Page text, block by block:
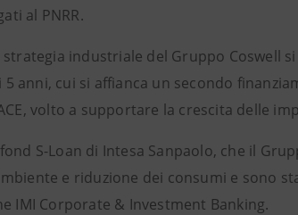
al PNRR.
strategia industriale del Gruppo Coswell
anni, cui si affianca un secondo
volto a supportare la crescita delle
S-Loan di Intesa Sanpaolo, che il
e riduzione dei consumi e sono
IMI Corporate & Investment Banking.